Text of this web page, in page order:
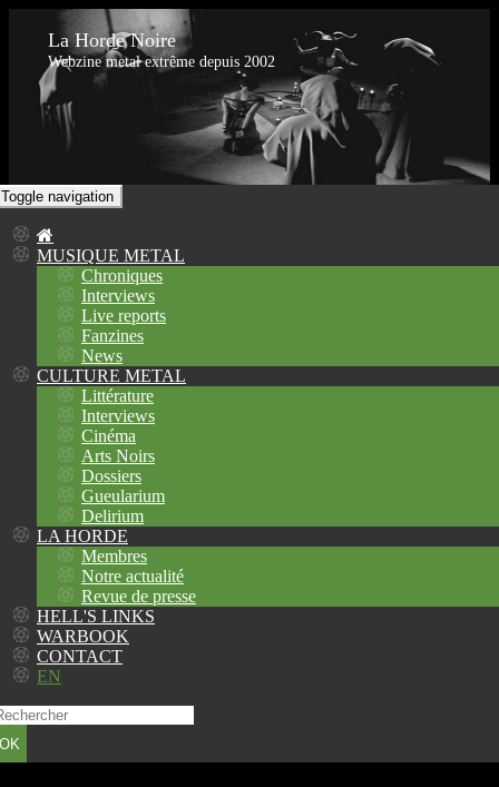
La Horde Noire
Webzine metal extrême depuis 2002
Toggle navigation
MUSIQUE METAL
Chroniques
Interviews
Live reports
Fanzines
News
CULTURE METAL
Littérature
Interviews
Cinéma
Arts Noirs
Dossiers
Gueularium
Delirium
LA HORDE
Membres
Notre actualité
Revue de presse
HELL'S LINKS
WARBOOK
CONTACT
EN
OK